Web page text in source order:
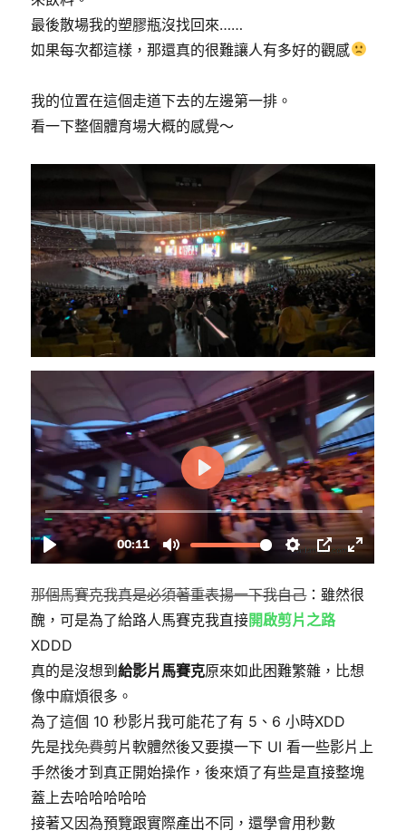
最後散場我的塑膠瓶沒找回來……
如果每次都這樣，那還真的很難讓人有多好的觀感
我的位置在這個走道下去的左邊第一排。
看一下整個體育場大概的感覺～
那個馬賽克我真是必須著重表揚一下我自己：雖然很
醜，可是為了給路人馬賽克我直接開啟剪片之路
XDDD
真的是沒想到給影片馬賽克原來如此困難繁雜，比想
像中麻煩很多。
為了這個 10 秒影片我可能花了有 5、6 小時XDD
先是找免費剪片軟體然後又要摸一下 UI 看一些影片上
手然後才到真正開始操作，後來煩了有些是直接整塊
蓋上去哈哈哈哈哈
接著又因為預覽跟實際產出不同，還學會用秒數